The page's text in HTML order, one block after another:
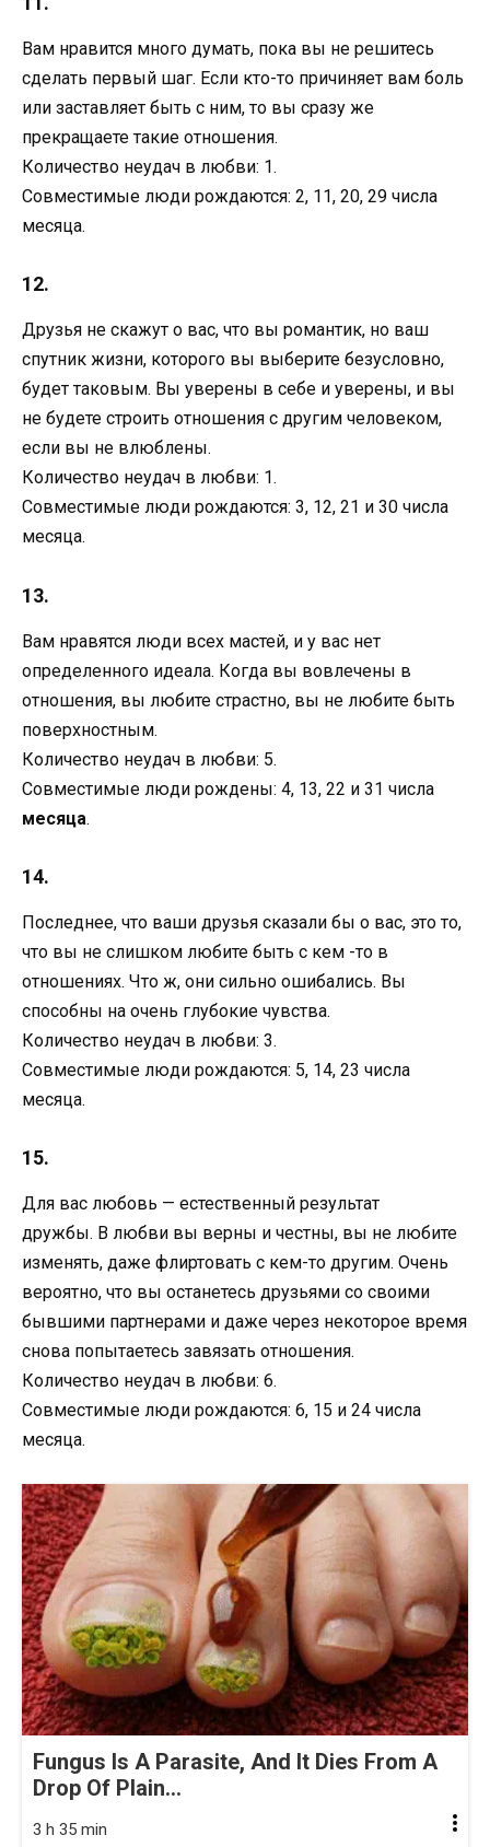
Вам нравится много думать, пока вы не решитесь
сделать первый шаг. Если кто-то причиняет вам боль
или заставляет быть с ним, то вы сразу же
прекращаете такие отношения.
Количество неудач в любви: 1.
Совместимые люди рождаются: 2, 11, 20, 29 числа
месяца.
12.
Друзья не скажут о вас, что вы романтик, но ваш
спутник жизни, которого вы выберите безусловно,
будет таковым. Вы уверены в себе и уверены, и вы
не будете строить отношения с другим человеком,
если вы не влюблены.
Количество неудач в любви: 1.
Совместимые люди рождаются: 3, 12, 21 и 30 числа
месяца.
13.
Вам нравятся люди всех мастей, и у вас нет
определенного идеала. Когда вы вовлечены в
отношения, вы любите страстно, вы не любите быть
поверхностным.
Количество неудач в любви: 5.
Совместимые люди рождены: 4, 13, 22 и 31 числа
месяца.
14.
Последнее, что ваши друзья сказали бы о вас, это то,
что вы не слишком любите быть с кем -то в
отношениях. Что ж, они сильно ошибались. Вы
способны на очень глубокие чувства.
Количество неудач в любви: 3.
Совместимые люди рождаются: 5, 14, 23 числа
месяца.
15.
Для вас любовь — естественный результат
дружбы. В любви вы верны и честны, вы не любите
изменять, даже флиртовать с кем-то другим. Очень
вероятно, что вы останетесь друзьями со своими
бывшими партнерами и даже через некоторое время
снова попытаетесь завязать отношения.
Количество неудач в любви: 6.
Совместимые люди рождаются: 6, 15 и 24 числа
месяца.
Fungus Is A Parasite, And It Dies From A
Drop Of Plain...
3 h 35 min